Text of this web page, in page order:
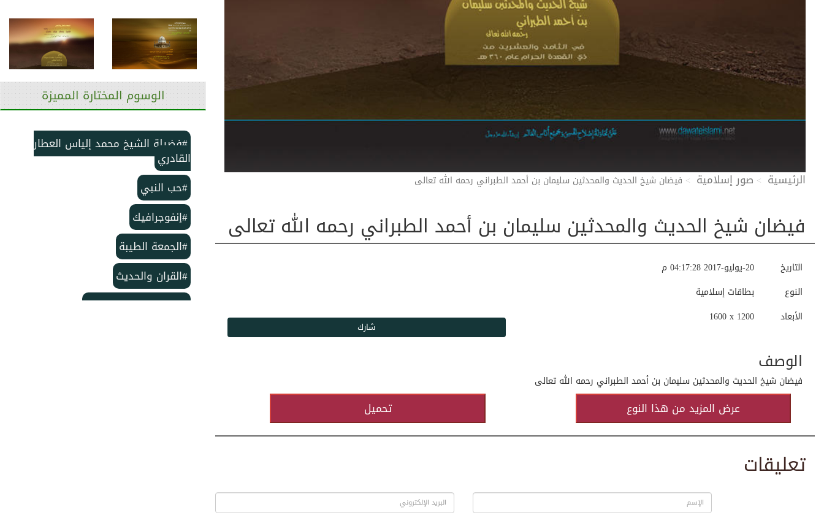
الوسوم المختارة المميزة
#فضيلة الشيخ محمد إلياس العطار
القادري
#حب النبي
#إنفوجرافيك
#الجمعة الطيبة
#القران والحديث
#بمناسبة الذكرى لمولد
الرئيسية صور إسلامية فيضان شيخ الحديث والمحدثين سليمان بن أحمد الطبراني رحمه الله تعالى
فيضان شيخ الحديث والمحدثين سليمان بن أحمد الطبراني رحمه الله تعالى
20-يوليو-2017 04:17:28 م
التاريخ
بطاقات إسلامية
النوع
1600 x 1200
الأبعاد
الوصف
فيضان شيخ الحديث والمحدثين سليمان بن أحمد الطبراني رحمه الله تعالى
تحميل عرض المزيد من هذا النوع
تعليقات